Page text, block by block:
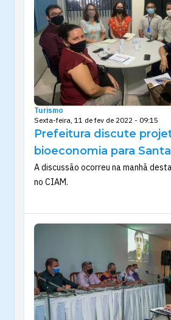
Turismo
Sexta-feira, 11 de fev de 2022 - 09:15
Prefeitura discute
bioeconomia para
A discussão ocorreu na manhã
no CIAM.